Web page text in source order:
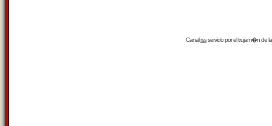
Canalrssservido por eltrujam�nde